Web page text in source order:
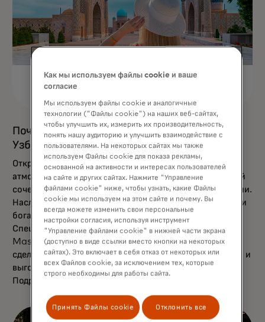
Почувствуйте восточное гостеприимство
Узбекистана с Mastercard!
Откройте для себя солнечный Узбекистан, где
атмосфера древних городов и многовековых традиций
сочетается с комфортом и современным ритмом жизни.
Насладитесь яркими вкусами, ароматными специями и
богатством национальной кухни.
Специальные предложения и привилегии от
Mastercard в лучших отелях и ресторанах страны
сделают ваше путешествие по-настоящему приятным и
выгодным.
Подробнее об акциях и партнёрах — по
Как мы используем файлы cookie и ваше
согласие
Мы используем файлы cookie и аналогичные
технологии ("Файлы cookie") на наших веб-сайтах,
чтобы улучшить их, измерить их производительность,
понять нашу аудиторию и улучшить взаимодействие с
пользователями. На некоторых сайтах мы также
используем Файлы cookie для показа рекламы,
основанной на активности и интересах пользователей
на сайте и других сайтах. Нажмите "Управление
файлами cookie" ниже, чтобы узнать, какие Файлы
cookie мы используем на этом сайте и почему. Вы
всегда можете изменить свои персональные
настройки согласия, используя инструмент
"Управление файлами cookie" в нижней части экрана
(доступно в виде ссылки вместо кнопки на некоторых
сайтах). Это включает в себя отказ от некоторых или
всех Файлов cookie, за исключением тех, которые
строго необходимы для работы сайта.
Принять Файлы cookie Отклонить все